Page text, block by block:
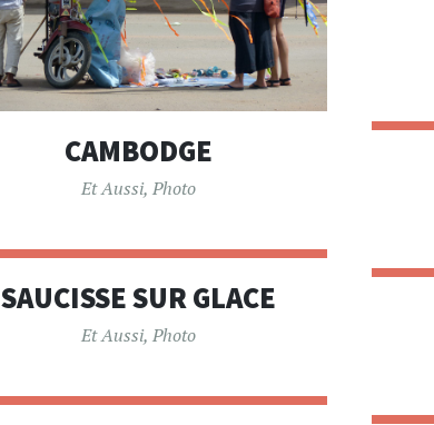
CAMBODGE
Et Aussi, Photo
SAUCISSE SUR GLACE
Et Aussi, Photo